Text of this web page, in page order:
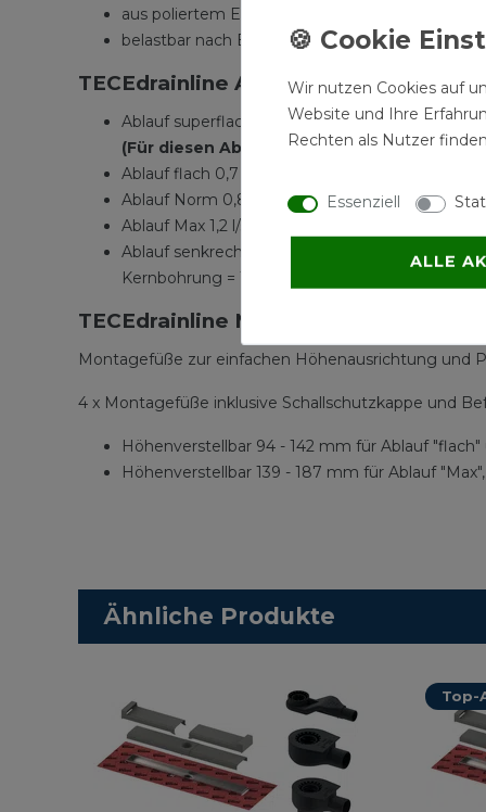
aus poliertem Edelstahl zum Einlegen in den
belastbar nach Belastungsklasse K3 - Prüflast
TECEdrainline Abläufe
Ablauf superflach 0,5L/s zum seitlichen
(Für diesen Ablauf werden keine
Ablauf flach 0,7 l/s zum seitlichen Anschluss
Ablauf Norm 0,8 l/s zum seitlichen Anschluss
Ablauf Max 1,2 l/s zum seitlichen Anschluss an
Ablauf senkrecht 1,3 l/s, 360° drehbar, zum
Kernbohrung = 130 mm
TECEdrainline Montagefüße
Montagefüße zur einfachen Höhenausrichtung und
4 x Montagefüße inklusive Schallschutzkappe und
Höhenverstellbar 94 - 142 mm für Ablauf
Höhenverstellbar 139 - 187 mm für Ablauf
Ähnliche Produkte
Top-
Wir nutzen Cookies auf
Website und Ihre
Rechten als Nutzer
Essenziell
ALLE